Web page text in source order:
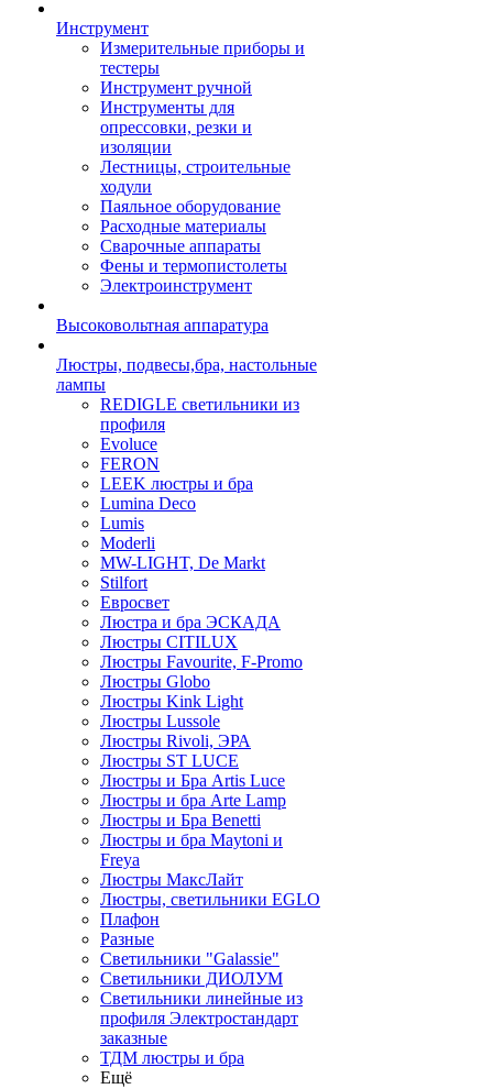
Инструмент
Измерительные приборы и
тестеры
Инструмент ручной
Инструменты для
опрессовки, резки и
изоляции
Лестницы, строительные
ходули
Паяльное оборудование
Расходные материалы
Сварочные аппараты
Фены и термопистолеты
Электроинструмент
Высоковольтная аппаратура
Люстры, подвесы,бра, настольные
лампы
REDIGLE светильники из
профиля
Evoluce
FERON
LEEK люстры и бра
Lumina Deco
Lumis
Moderli
MW-LIGHT, De Markt
Stilfort
Евросвет
Люстра и бра ЭСКАДА
Люстры CITILUX
Люстры Favourite, F-Promo
Люстры Globo
Люстры Kink Light
Люстры Lussole
Люстры Rivoli, ЭРА
Люстры ST LUCE
Люстры и Бра Artis Luce
Люстры и бра Arte Lamp
Люстры и Бра Benetti
Люстры и бра Maytoni и
Freya
Люстры МаксЛайт
Люстры, светильники EGLO
Плафон
Разные
Светильники "Galassie"
Светильники ДИОЛУМ
Светильники линейные из
профиля Электростандарт
заказные
ТДМ люстры и бра
Ещё